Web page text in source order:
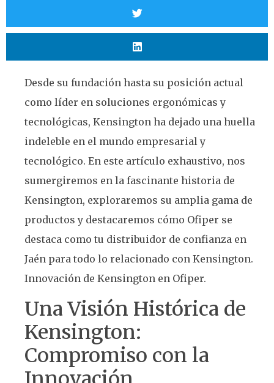
Desde su fundación hasta su posición actual
como líder en soluciones ergonómicas y
tecnológicas, Kensington ha dejado una huella
indeleble en el mundo empresarial y
tecnológico. En este artículo exhaustivo, nos
sumergiremos en la fascinante historia de
Kensington, exploraremos su amplia gama de
productos y destacaremos cómo Ofiper se
destaca como tu distribuidor de confianza en
Jaén para todo lo relacionado con Kensington.
Innovación de Kensington en Ofiper.
Una Visión Histórica de
Kensington:
Compromiso con la